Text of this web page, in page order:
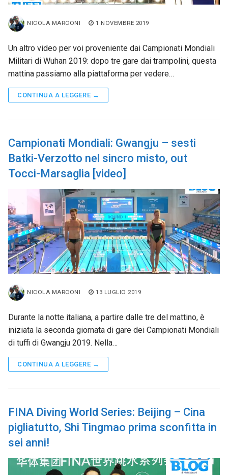
NICOLA MARCONI 1 NOVEMBRE 2019
Un altro video per voi proveniente dai Campionati Mondiali
Militari di Wuhan 2019: dopo tre gare dai trampolini, questa
mattina passiamo alla piattaforma per vedere…
CONTINUA A LEGGERE →
Campionati Mondiali: Gwangju – sesti
Batki-Verzotto nel sincro misto, out
Tocci-Marsaglia [video]
NICOLA MARCONI 13 LUGLIO 2019
Durante la notte italiana, a partire dalle tre del mattino, è
iniziata la seconda giornata di gare dei Campionati Mondiali
di tuffi di Gwangju 2019. Nella…
CONTINUA A LEGGERE →
FINA Diving World Series: Beijing – Cina
pigliatutto, Shi Tingmao prima sconfitta in
sei anni!